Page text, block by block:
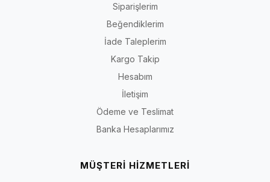
Siparişlerim
Beğendiklerim
İade Taleplerim
Kargo Takip
Hesabım
İletişim
Ödeme ve Teslimat
Banka Hesaplarımız
MÜŞTERİ HİZMETLERİ